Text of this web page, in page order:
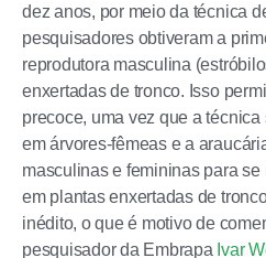
dez anos, por meio da técnica
pesquisadores obtiveram a
reprodutora masculina
enxertadas de tronco. Isso
precoce, uma vez que a
em árvores-fêmeas e a
masculinas e femininas para se
em plantas enxertadas de
inédito, o que é motivo de
pesquisador da Embrapa Ivar